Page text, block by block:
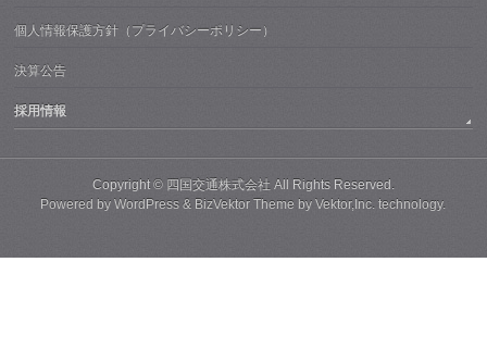
個人情報保護方針（プライバシーポリシー）
決算公告
採用情報
Copyright © 四国交通株式会社All Rights Reserved.
Powered byWordPress & BizVektor Theme byVektor,Inc. technology.